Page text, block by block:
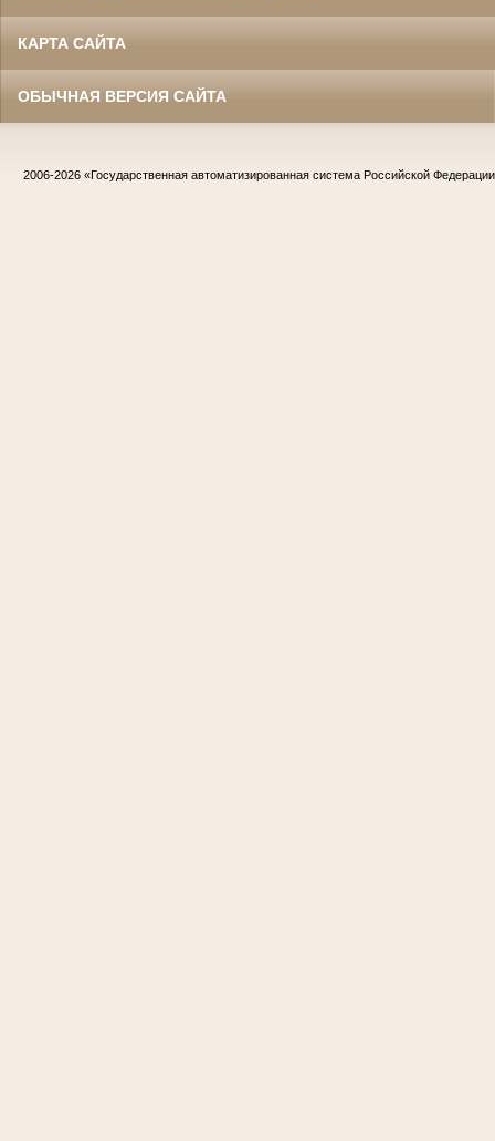
КАРТА САЙТА
ОБЫЧНАЯ ВЕРСИЯ САЙТА
2006-2026 «Государственная автоматизированная система Российской